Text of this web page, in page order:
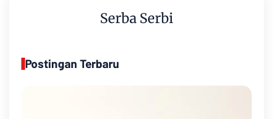
Serba Serbi
Postingan Terbaru